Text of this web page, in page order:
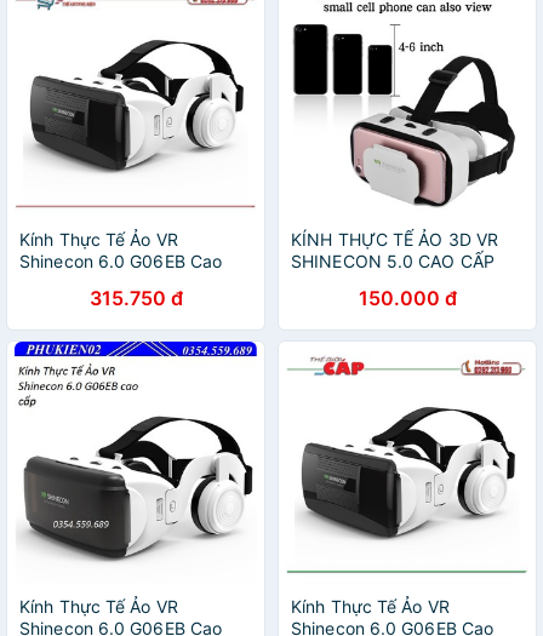
Kính Thực Tế Ảo VR
Shinecon 6.0 G06EB Cao
315.750 đ
KÍNH THỰC TẾ ẢO 3D VR
SHINECON 5.0 CAO CẤP
150.000 đ
Kính Thực Tế Ảo VR
Shinecon 6.0 G06EB Cao
Kính Thực Tế Ảo VR
Shinecon 6.0 G06EB Cao